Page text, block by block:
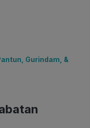
Gurindam, &